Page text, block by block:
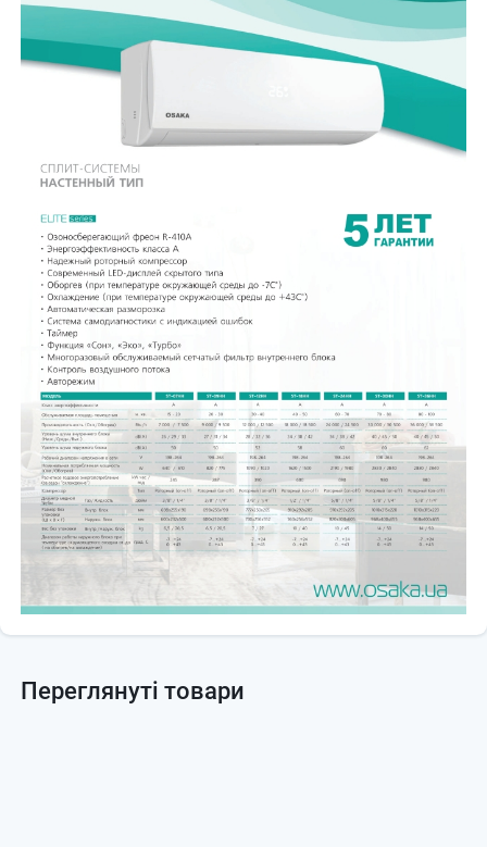
Переглянуті товари